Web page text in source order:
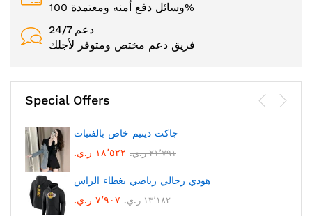
وسائل دفع أمنه ومعتمدة 100%
24/7 دعم
فريق دعم مختص ومتوفر لأجلك
Special Offers
جاكت دينيم خاص بالفتيات
١٨٬٥٢٢ ر.ي.‏
٢١٬٧٩١ ر.ي.‏
هودي رجالي رياضي بغطاء الراس
٧٬٩٠٧ ر.ي.‏
١٣٬١٨٢ ر.ي.‏